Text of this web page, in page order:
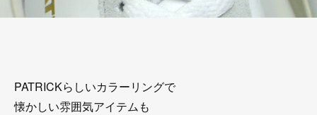
PATRICKらしいカラーリングで
懐かしい雰囲気アイテムも